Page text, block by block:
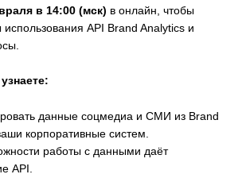
в 14:00 (мск) в онлайн, чтобы
использования API Brand Analytics и
данные соцмедиа и СМИ из Brand
корпоративные систем.
работы с данными даёт
API.